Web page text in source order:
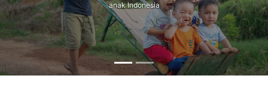
anak Indonesia